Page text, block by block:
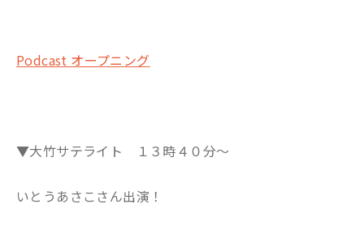
Podcast オープニング
▼大竹サテライト １３時４０分～
いとうあさこさん出演！